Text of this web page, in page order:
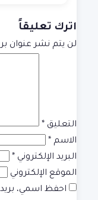
اترك تعليقاً
لن يتم نشر عنوان
التعليق *
الاسم *
البريد الإلكتروني *
الموقع الإلكتروني
احفظ اسمي،